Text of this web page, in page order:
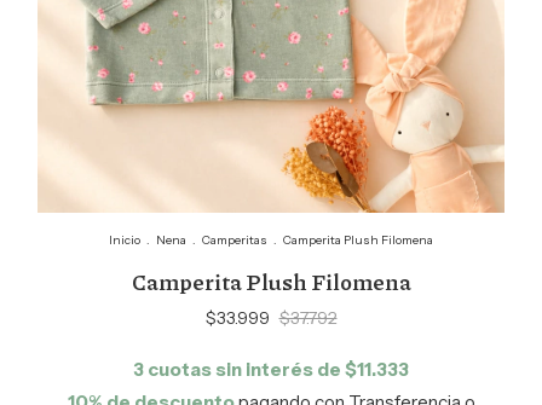
Inicio . Nena . Camperitas . Camperita Plush Filomena
Camperita Plush Filomena
$33.999 $37.792
3 cuotas sin interés de $11.333